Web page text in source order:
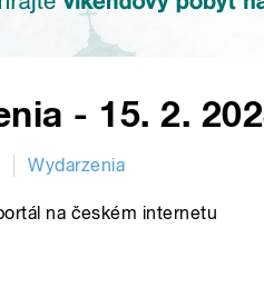
- 15. 2.
Wydarzenia
na českém internetu